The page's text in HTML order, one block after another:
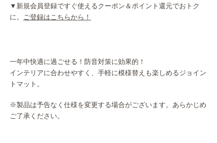
▼新規会員登録ですぐ使えるクーポン＆ポイント還元でおトク
に。
ご登録はこちらから！
一年中快適に過ごせる！防音対策に効果的！
インテリアに合わせやすく、手軽に模様替えも楽しめるジョイン
トマット。
※製品は予告なく仕様を変更する場合がございます。あらかじめ
ご了承ください。